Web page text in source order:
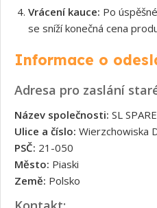
Vrácení kauce: Po
se sníží konečná cena
Informace o
Adresa pro zaslání
Název společnosti: SL
Ulice a číslo: Wierzchowiska
PSČ: 21-050
Město: Piaski
Země: Polsko